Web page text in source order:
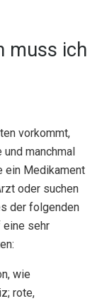
muss ich
vorkommt,
manchmal
ein Medikament
oder suchen
der folgenden
eine sehr
wie
rote,